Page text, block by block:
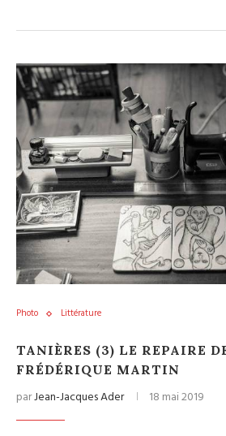
Photo Littérature
TANIÈRES (3) LE REPAIRE
FRÉDÉRIQUE MARTIN
parJean-Jacques Ader 18 mai 2019